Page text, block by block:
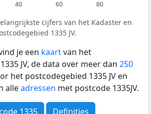
40 60 80
cijfers van het Kadaster en
1335 JV.
je een kaartvan het
JV, de data over meer dan 250
het postcodegebied 1335 JV en
alleadressen met postcode 1335JV.
1335 Definities